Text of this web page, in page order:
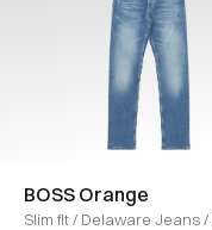
BOSS Orange
Slim fit/ Delaware Jeans/